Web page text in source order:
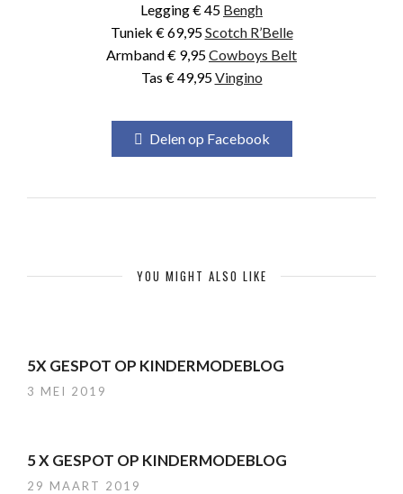
Legging € 45 Bengh
Tuniek € 69,95Scotch R’Belle
Armband € 9,95Cowboys Belt
Tas € 49,95Vingino
Delen op Facebook
YOU MIGHT ALSO LIKE
5X GESPOT OP KINDERMODEBLOG
3 MEI 2019
5 X GESPOT OP KINDERMODEBLOG
29 MAART 2019